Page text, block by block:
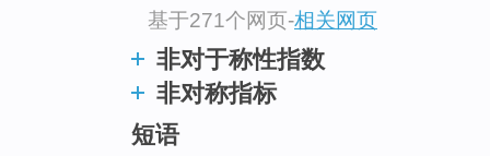
基于271个网页-相关网页
非对于称性指数
非对称指标
短语